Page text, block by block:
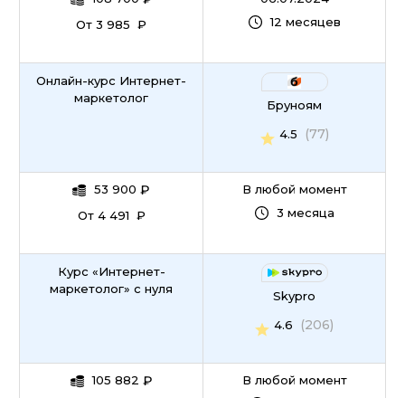
От 3 985 ₽
12 месяцев
Онлайн-курс Интернет-
маркетолог
53 900 ₽
От 4 491 ₽
Бруноям
4.5
(77)
В любой момент
3 месяца
Курс «Интернет-
маркетолог» с нуля
105 882 ₽
Skypro
4.6
(206)
В любой момент